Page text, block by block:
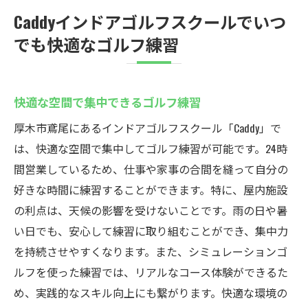
Caddyインドアゴルフスクールでいつ
でも快適なゴルフ練習
快適な空間で集中できるゴルフ練習
厚木市鳶尾にあるインドアゴルフスクール「Caddy」で
は、快適な空間で集中してゴルフ練習が可能です。24時
間営業しているため、仕事や家事の合間を縫って自分の
好きな時間に練習することができます。特に、屋内施設
の利点は、天候の影響を受けないことです。雨の日や暑
い日でも、安心して練習に取り組むことができ、集中力
を持続させやすくなります。また、シミュレーションゴ
ルフを使った練習では、リアルなコース体験ができるた
め、実践的なスキル向上にも繋がります。快適な環境の